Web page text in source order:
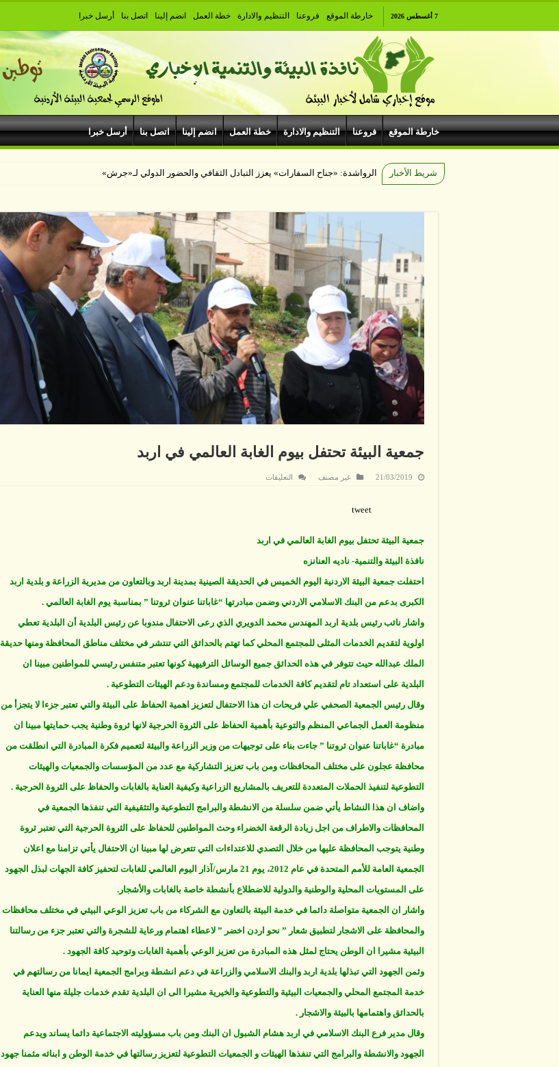
7 أغسطس 2026 خارطة الموقع فروعنا التنظيم والادارة خطة العمل انضم إلينا اتصل بنا أرسل خبرا
خارطة الموقع فروعنا التنظيم والادارة خطة العمل انضم إلينا اتصل بنا أرسل خبرا
شريط الأخبار الهيبودروم يح
جمعية البيئة تحتفل بيوم الغابة العالمي في اربد
21/03/2019 غير مصنف التعليقات
في
اربد
tweet
جمعية البيئة تحتفل بيوم الغابة العالمي في اربد
نافذة البيئة والتنمية- ناديه العنانزه
احتفلت جمعية البيئة الاردنية اليوم الخميس في الحديقة الصينية بمدينة اربد وبالتعاون من مديرية الزراعة و بلدية اربد
الكبرى بدعم من البنك الاسلامي الاردني وضمن مبادرتها “غاباتنا عنوان ثروتنا ” بمناسبة يوم الغابة العالمي .
واشار نائب رئيس بلدية اربد المهندس محمد الدويري الذي رعى الاحتفال مندوبا عن رئيس البلدية أن البلدية تعطي
اولوية لتقديم الخدمات المثلى للمجتمع المحلي كما تهتم بالحدائق التي تنتشر في مختلف مناطق المحافظة ومنها حديقة
الملك عبدالله حيث تتوفر في هذه الحدائق جميع الوسائل الترفيهية كونها تعتبر متنفس رئيسي للمواطنين مبينا ان
البلدية على استعداد تام لتقديم كافة الخدمات للمجتمع ومساندة ودعم الهيئات التطوعية .
وقال رئيس الجمعية الصحفي علي فريحات ان هذا الاحتفال لتعزيز اهمية الحفاظ على البيئة والتي تعتبر جزءا لا يتجزأ من
منظومة العمل الجماعي المنظم والتوعية بأهمية الحفاظ على الثروة الحرجية لانها ثروة وطنية يجب حمايتها مبينا ان
مبادرة “غاباتنا عنوان ثروتنا ” جاءت بناء على توجيهات من وزير الزراعة والبيئة لتعميم فكرة المبادرة التي انطلقت من
محافظة عجلون على مختلف المحافظات ومن باب تعزيز التشاركية مع عدد من المؤسسات والجمعيات والهيئات
التطوعية لتنفيذ الحملات المتعددة للتعريف بالمشاريع الزراعية وكيفية العناية بالغابات والحفاظ على الثروة الحرجية .
واضاف ان هذا النشاط يأتي ضمن سلسلة من الانشطة والبرامج التطوعية والتثقيفية التي تنفذها الجمعية في
المحافظات والاطراف من اجل زيادة الرقعة الخضراء وحث المواطنين للحفاظ على الثروة الحرجية التي تعتبر ثروة
وطنية يتوجب المحافظة عليها من خلال التصدي للاعتداءات التي تتعرض لها مبينا ان الاحتفال يأتي تزامنا مع اعلان
الجمعية العامة للأمم المتحدة في عام 2012، يوم 21 مارس/آذار اليوم العالمي للغابات لتحفيز كافة الجهات لبذل الجهود
على المستويات المحلية والوطنية والدولية للاضطلاع بأنشطة خاصة بالغابات والأشجار.
واشار ان الجمعية متواصلة دائما في خدمة البيئة بالتعاون مع الشركاء من باب تعزيز الوعي البيئي في مختلف محافظات
والمحافظة على الاشجار لتطبيق شعار ” نحو اردن اخضر ” لاعطاء اهتمام ورعاية للشجرة والتي تعتبر جزء من رسالتنا
البيئية مشيرا ان الوطن يحتاج لمثل هذه المبادرة من تعزيز الوعي بأهمية الغابات وتوحيد كافة الجهود .
وثمن الجهود التي تبذلها بلدية اربد والبنك الاسلامي والزراعة في دعم انشطة وبرامج الجمعية ايمانا من رسالتهم في
خدمة المجتمع المحلي والجمعيات البيئية والتطوعية والخيرية مشيرا الى ان البلدية تقدم خدمات جليلة منها العناية
بالحدائق واهتمامها بالبيئة والاشجار .
وقال مدير فرع البنك الاسلامي في اربد هشام الشبول ان البنك ومن باب مسؤوليته الاجتماعية دائما يساند ويدعم
الجهود والانشطة والبرامج التي تنفذها الهيئات و الجمعيات التطوعية لتعزيز رسالتها في خدمة الوطن و ابنائه مثمنا جهود